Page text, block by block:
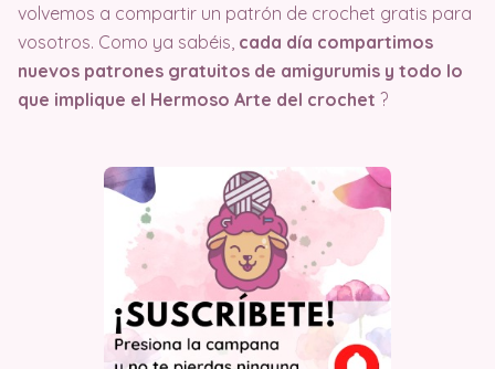
volvemos a compartir un patrón de crochet gratis para
vosotros. Como ya sabéis, cada día compartimos
nuevos patrones gratuitos de amigurumis y todo lo
que implique el Hermoso Arte del crochet ?